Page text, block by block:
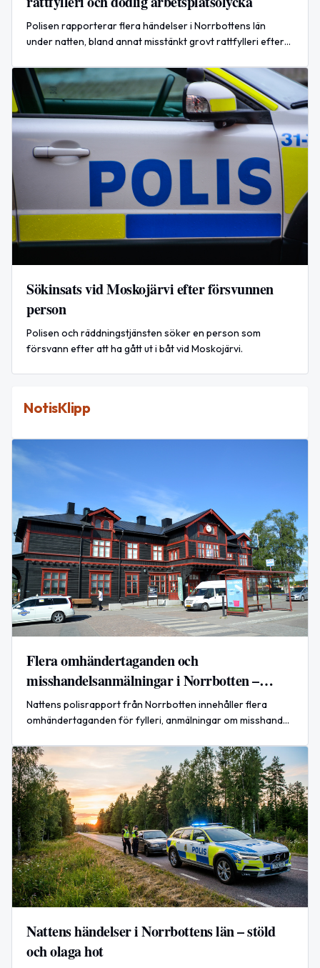
Polisen rapporterar flera händelser i Norrbottens län
under natten, bland annat misstänkt grovt rattfylleri efter
Sökinsats vid Moskojärvi efter försvunnen
person
Polisen och räddningstjänsten söker en person som
försvann efter att ha gått ut i båt vid Moskojärvi.
NotisKlipp
Flera omhändertaganden och
misshandelsanmälningar i Norrbotten –
nattrapport
Nattens polisrapport från Norrbotten innehåller flera
omhändertaganden för fylleri, anmälningar om misshandel
festivalen Splash i Luleå beskrivs som ordningsmässigt
lugna.
Nattens händelser i Norrbottens län – stöld
och olaga hot